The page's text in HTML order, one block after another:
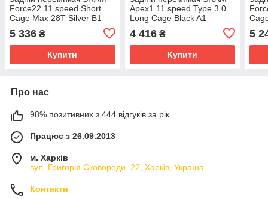
Force22 11 speed Short
Cage Max 28T Silver B1
5 336 ₴
Купити
Apex1 11 speed Type 3.0
Long Cage Black A1
4 416₴
Купити
5
Про нас
98% позитивних з 444 відгуків за рік
Працює з 26.09.2013
м. Харків
вул. Григорія Сковороди, 22, Харків, Україна
Контакти